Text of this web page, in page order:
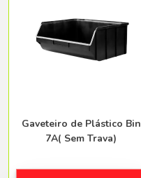
Gaveteiro de Plástico Bin
7A( Sem Trava)